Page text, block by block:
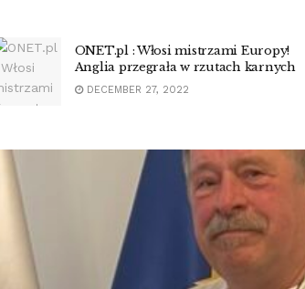
Using A Mind Reading Device, ‘locked-
in’ Patients Told Researchers They’re
Happy